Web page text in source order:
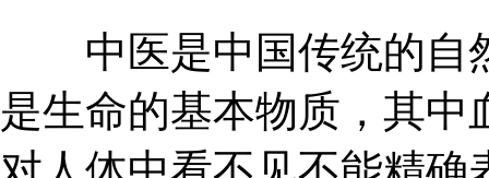
中医是中国传统的自
是生命的基本物质，其